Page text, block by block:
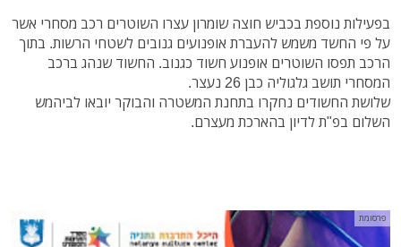
בפעילות נוספת בכביש חוצה שומרון עצרו השוטרים רכב מסחרי אשר
על פי החשד משמש להעברת אופנועים גנובים לשטחי הרשות. בתוך
הרכב תפסו השוטרים אופנוע חשוד כגנוב. החשוד שנהג ברכב
המסחרי תושב גלגוליה כבן 26 נעצר.
שלושת החשודים נחקרו בתחנת המשטרה והבוקר יובאו לביהמש
השלום בפ"ת לדיון בהארכת מעצרם.
פרסומת